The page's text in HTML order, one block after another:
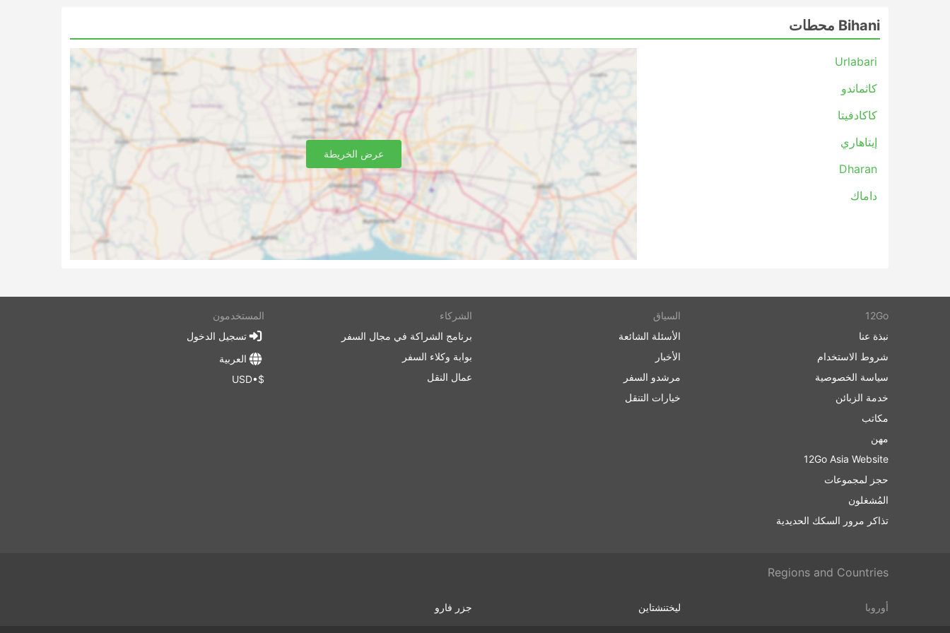
Bihani محطات
Urlabari
كاثماندو
كاكادفيتا
إيتاهاري
Dharan
داماك
عرض الخريطة
12Go
نبذة عنا
شروط الاستخدام
سياسة الخصوصية
خدمة الزبائن
مكاتب
مهن
12Go Asia Website
حجز لمجموعات
المُشغلون
تذاكر مرور السكك الحديدية
السياق
الأسئلة الشائعة
الأخبار
مرشدو السفر
خيارات التنقل
الشركاء
برنامج الشراكة في مجال السفر
بوابة وكلاء السفر
عمال النقل
المستخدمون
تسجيل الدخول
العربية
$•USD
Regions and Countries
أوروبا ليختنشتاين جزر فارو